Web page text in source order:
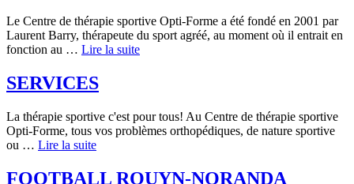
Le Centre de thérapie sportive Opti-Forme a été fondé en 2001 par
Laurent Barry, thérapeute du sport agréé, au moment où il entrait en
fonction au … Lire la suite
SERVICES
La thérapie sportive c'est pour tous! Au Centre de thérapie sportive
Opti-Forme, tous vos problèmes orthopédiques, de nature sportive
ou … Lire la suite
FOOTBALL ROUYN-NORANDA